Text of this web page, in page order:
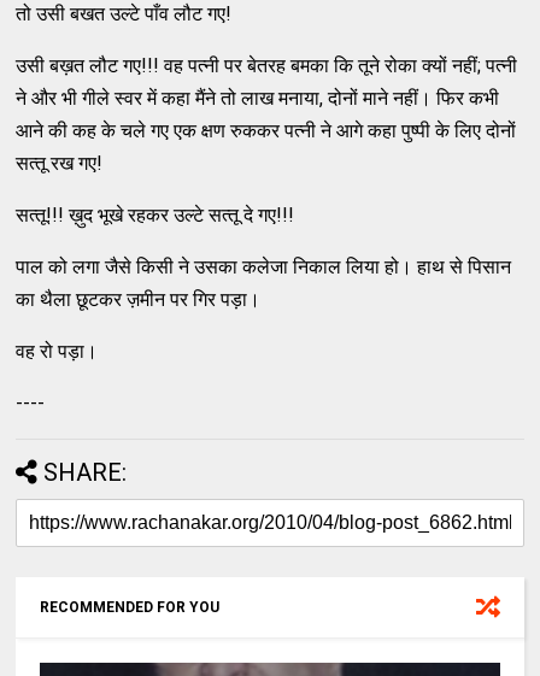
तो उसी बखत उल्‍टे पाँव लौट गए!
उसी बख़त लौट गए!!! वह पत्‍नी पर बेतरह बमका कि तूने रोका क्‍यों नहीं; पत्‍नी
ने और भी गीले स्‍वर में कहा मैंने तो लाख मनाया, दोनों माने नहीं। फिर कभी
आने की कह के चले गए एक क्षण रुककर पत्‍नी ने आगे कहा पुष्‍पी के लिए दोनों
सत्‍तू रख गए!
सत्‍तू!!! ख़ुद भूखे रहकर उल्‍टे सत्‍तू दे गए!!!
पाल को लगा जैसे किसी ने उसका कलेजा निकाल लिया हो। हाथ से पिसान
का थैला छूटकर ज़मीन पर गिर पड़ा।
वह रो पड़ा।
----
SHARE:
RECOMMENDED FOR YOU